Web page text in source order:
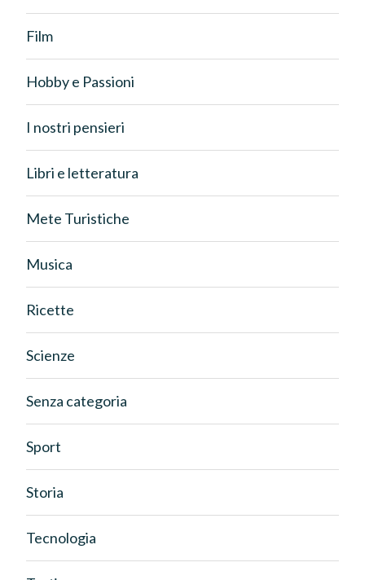
Film
Hobby e Passioni
I nostri pensieri
Libri e letteratura
Mete Turistiche
Musica
Ricette
Scienze
Senza categoria
Sport
Storia
Tecnologia